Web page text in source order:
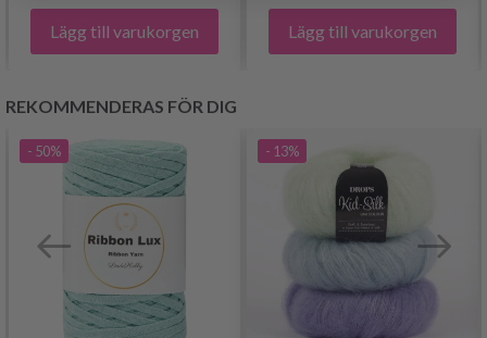
Lägg till varukorgen Lägg till varukorgen
REKOMMENDERAS FÖR DIG
- 50% - 13%